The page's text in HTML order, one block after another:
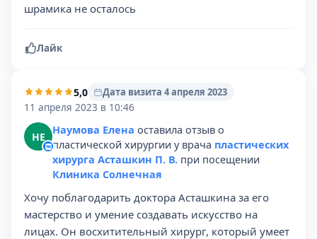
шрамика не осталось
Лайк
5,0
Дата визита 4 апреля 2023
11 апреля 2023 в 10:46
НЕ Наумова Елена оставила отзыв о
пластической хирургии у врача пластических
хирурга Асташкин П. В. при посещении
Клиника Солнечная
Хочу поблагодарить доктора Асташкина за его
мастерство и умение создавать искусство на
лицах. Он восхитительный хирург, который умеет